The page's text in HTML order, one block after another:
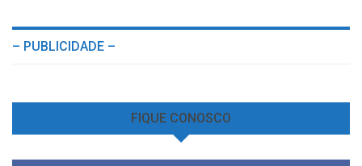
– PUBLICIDADE –
FIQUE CONOSCO